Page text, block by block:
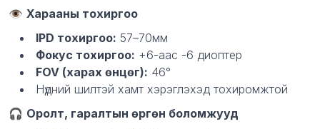
👁 Харааны тохиргоо
IPD тохиргоо: 57–70мм
Фокус тохиргоо: +6-аас -6 диоптер
FOV (харах өнцөг): 46°
Нүдний шилтэй хамт хэрэглэхэд тохиромжтой
🎧 Оролт, гаралтын өргөн боломжууд